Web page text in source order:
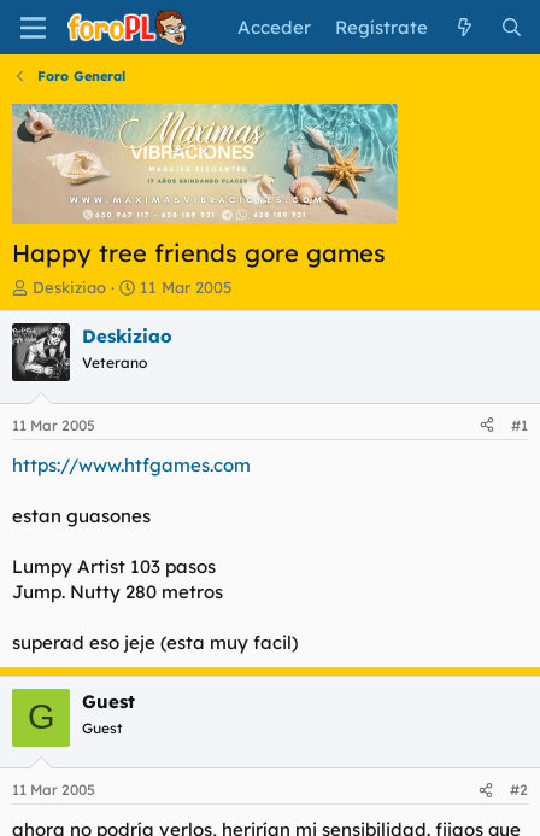
Acceder Regístrate
Foro General
Happy tree friends gore games
I
n
i
c
i
a
d
o
r
d
l
e
m
Deskiziao
F
e
c
a
i
n
i
11 Mar 2005
Deskiziao
Veterano
11 Mar 2005 #1
https://www.htfgames.com
estan guasones
Lumpy Artist 103 pasos
Jump. Nutty 280 metros
superad eso jeje (esta muy facil)
G Guest
Guest
11 Mar 2005 #2
ahora no podría verlos, herirían mi sensibilidad. fijaos que